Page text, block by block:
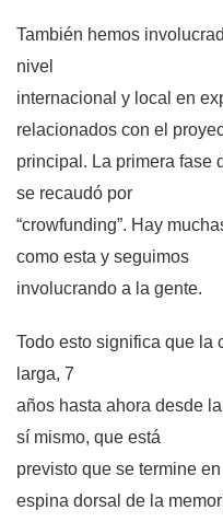
También hemos
nivel
internacional y local en
relacionados con el
principal. La primera fase
se recaudó por
“crowfunding”. Hay
como esta y seguimos
involucrando a la gente.
Todo esto significa que la
larga, 7
años hasta ahora desde
sí mismo, que está
previsto que se termine
espina dorsal de la